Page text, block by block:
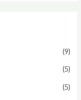
i
n
a
x
(9)
(5)
(5)